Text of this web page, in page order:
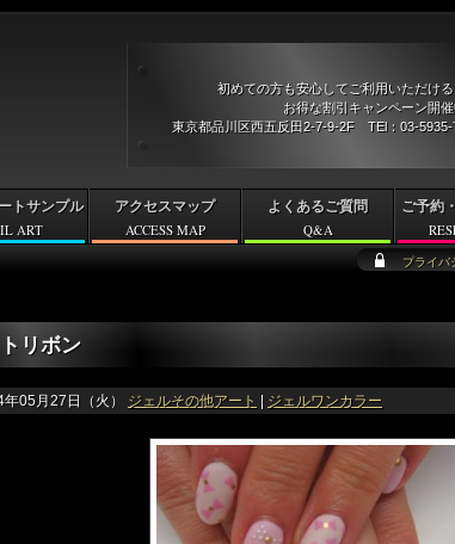
リボン
05月27日（火） ジェルその他アート | ジェルワンカラー
プライバ
初めての方も安心してご利用いただけ
お得な割引キャンペーン開
東京都品川区西五反田2-7-9-2F TEl：03-5935-
トサンプル
ART
アクセスマップ
ACCESS MAP
よくあるご質問
Q&A
ご予約